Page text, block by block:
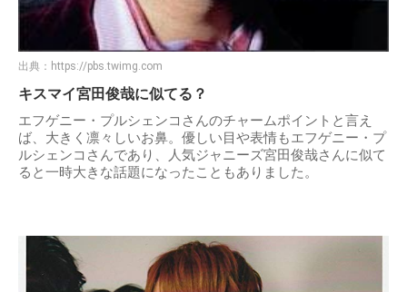
出典： https://pbs.twimg.com
キスマイ宮田俊哉に似てる？
エフゲニー・プルシェンコさんのチャームポイントと言え
ば、大きく凛々しいお鼻。優しい目や表情もエフゲニー・プ
ルシェンコさんであり、人気ジャニーズ宮田俊哉さんに似て
ると一時大きな話題になったこともありました。